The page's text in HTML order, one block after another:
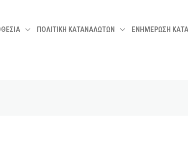
ΠΟΛΙΤΙΚΗ ΚΑΤΑΝΑΛΩΤΩΝ ΕΝΗΜΕΡΩΣΗ